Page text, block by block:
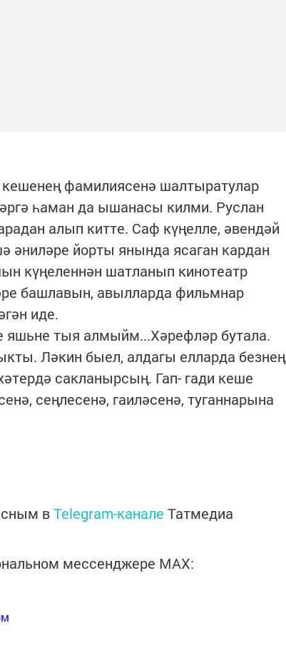
фамилиясенә шалтыратулар
һаман да ышанасы килми. Руслан
алып китте. Саф күңелле, әвендәй
әниләре йорты янында ясаган кардан
күңеленнән шатланып кинотеатр
башлавын, авылларда фильмнар
иде.
тыя алмыйм...Хәрефләр бутала.
Ләкин быел, алдагы елларда безнең
сакланырсың. Гап- гади кеше
сеңлесенә, гаиләсенә, туганнарына
вTelegram-канале Татмедиа
мессенджере MАХ: